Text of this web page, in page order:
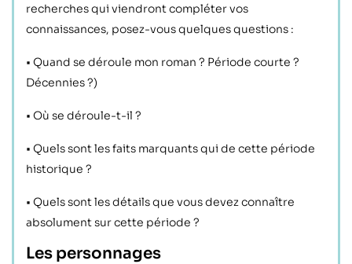
recherches qui viendront compléter vos
connaissances, posez-vous quelques questions :
• Quand se déroule mon roman ? Période courte ?
Décennies ?)
• Où se déroule-t-il ?
• Quels sont les faits marquants qui de cette période
historique ?
• Quels sont les détails que vous devez connaître
absolument sur cette période ?
Les personnages